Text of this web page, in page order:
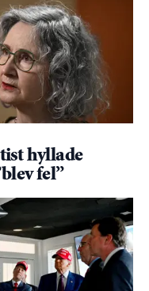
hyllade
fel”